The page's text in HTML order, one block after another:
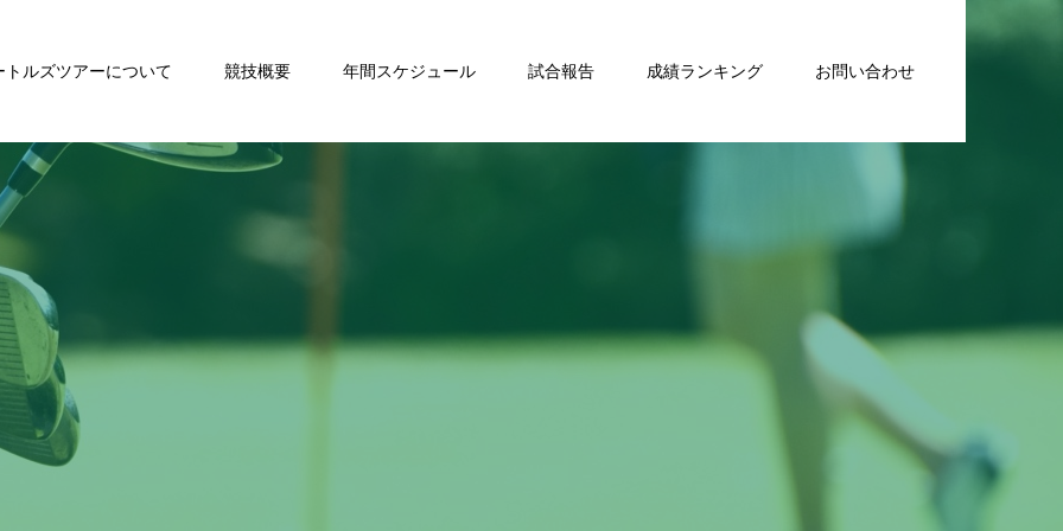
トルズツアーについて 競技概要 年間スケジュール 試合報告 成績ランキング お問い合わせ